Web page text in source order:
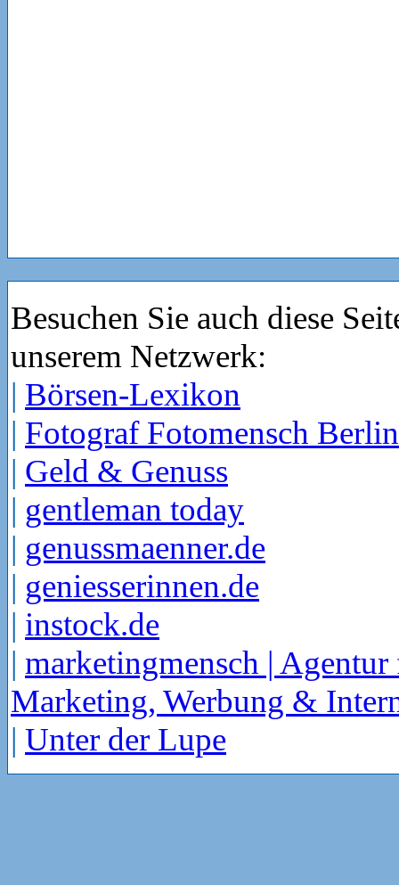
Besuchen Sie auch diese
unserem Netzwerk:
| Börsen-Lexikon
| Fotograf Fotomensch Berlin
| Geld & Genuss
| gentleman today
| genussmaenner.de
| geniesserinnen.de
| instock.de
| marketingmensch | Agentur
Marketing, Werbung &
| Unter der Lupe